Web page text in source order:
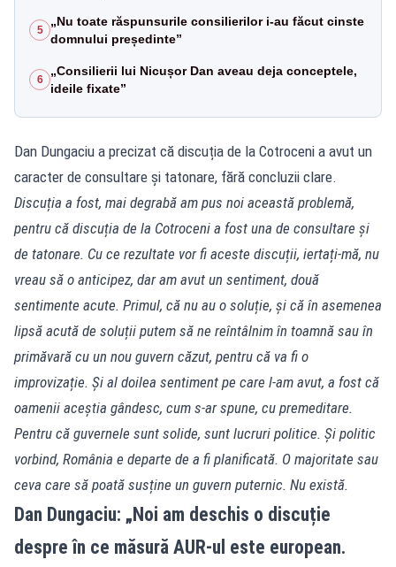
5
„Nu toate răspunsurile consilierilor i-au făcut cinste
domnului președinte”
6
„Consilierii lui Nicușor Dan aveau deja conceptele,
ideile fixate”
Dan Dungaciu a precizat că discuția de la Cotroceni a avut un
caracter de consultare și tatonare, fără concluzii clare.
Discuția a fost, mai degrabă am pus noi această problemă,
pentru că discuția de la Cotroceni a fost una de consultare și
de tatonare. Cu ce rezultate vor fi aceste discuții, iertați-mă, nu
vreau să o anticipez, dar am avut un sentiment, două
sentimente acute. Primul, că nu au o soluție, și că în asemenea
lipsă acută de soluții putem să ne reîntâlnim în toamnă sau în
primăvară cu un nou guvern căzut, pentru că va fi o
improvizație. Și al doilea sentiment pe care l-am avut, a fost că
oamenii aceștia gândesc, cum s-ar spune, cu premeditare.
Pentru că guvernele sunt solide, sunt lucruri politice. Și politic
vorbind, România e departe de a fi planificată. O majoritate sau
ceva care să poată susține un guvern puternic. Nu există.
Dan Dungaciu: „Noi am deschis o discuție
despre în ce măsură AUR-ul este european.